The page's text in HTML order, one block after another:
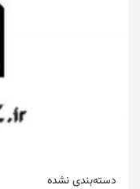
دسته‌بندی نشده